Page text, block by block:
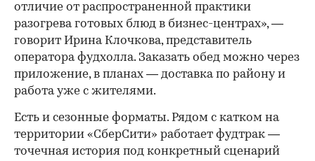
отличие от распространенной практики
разогрева готовых блюд в бизнес-центрах», —
говорит Ирина Клочкова, представитель
оператора фудхолла. Заказать обед можно через
приложение, в планах — доставка по району и
работа уже с жителями.
Есть и сезонные форматы. Рядом с катком на
территории «СберСити» работает фудтрак —
точечная история под конкретный сценарий